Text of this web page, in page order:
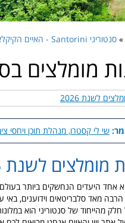
» סנטוריני Santorini - האיים הקיקלאדיים
מומלצים
לשנת 2026
שי לי קסטרו, מנהלת תוכן ויחסי
מומלצים לשנת 2026
אחד היעדים הנחשקים ביותר
מאד סלבריטאים וידוענים,
מהייחוד של סנטוריני הוא